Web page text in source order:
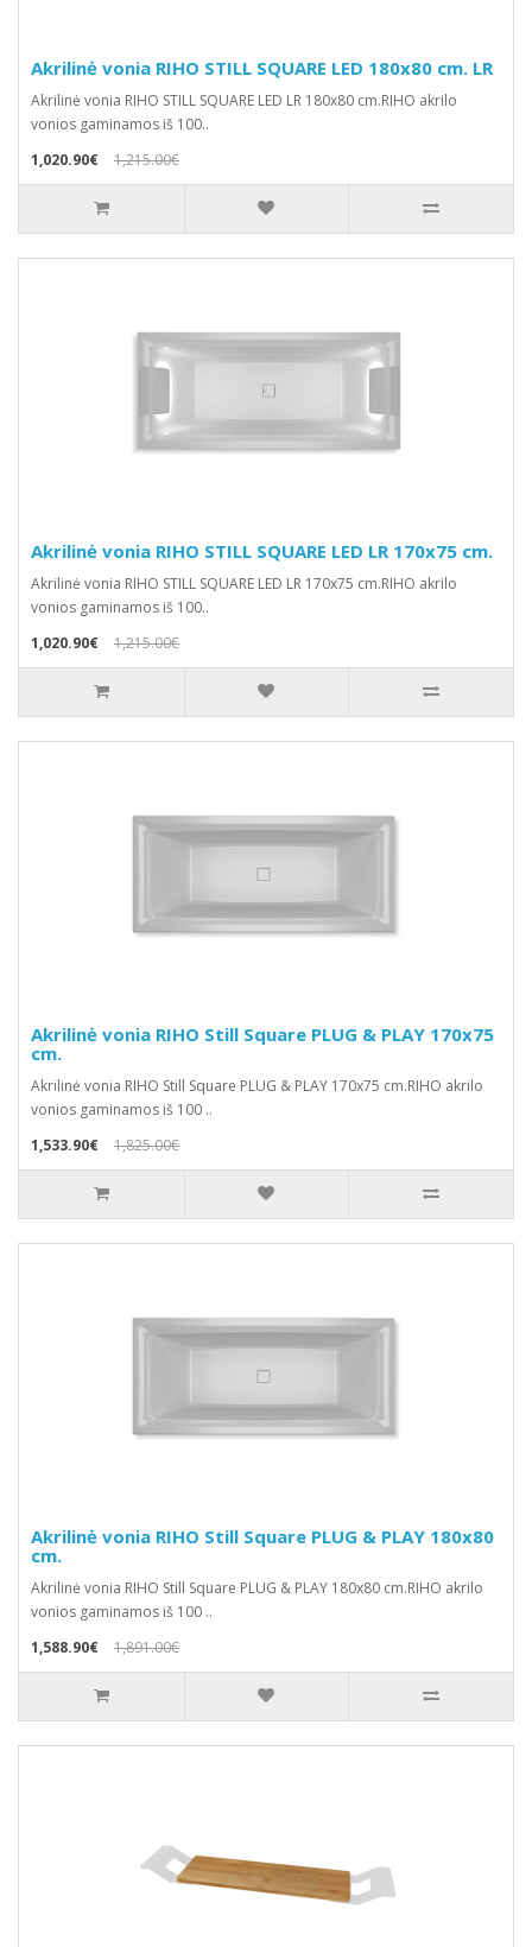
Akrilinė vonia RIHO STILL SQUARE LED 180x80 cm. LR
Akrilinė vonia RIHO STILL SQUARE LED LR 180x80 cm.RIHO akrilo
vonios gaminamos iš 100..
1,020.90€
1,215.00€
Akrilinė vonia RIHO STILL SQUARE LED LR 170x75 cm.
Akrilinė vonia RIHO STILL SQUARE LED LR 170x75 cm.RIHO akrilo
vonios gaminamos iš 100..
1,020.90€
1,215.00€
Akrilinė vonia RIHO Still Square PLUG & PLAY 170x75
cm.
Akrilinė vonia RIHO Still Square PLUG & PLAY 170x75 cm.RIHO akrilo
vonios gaminamos iš 100 ..
1,533.90€
1,825.00€
Akrilinė vonia RIHO Still Square PLUG & PLAY 180x80
cm.
Akrilinė vonia RIHO Still Square PLUG & PLAY 180x80 cm.RIHO akrilo
vonios gaminamos iš 100 ..
1,588.90€
1,891.00€